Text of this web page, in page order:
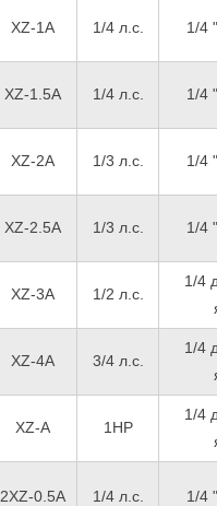
XZ-1A 1/4 л.с. 1/4
XZ-1.5A 1/4 л.с. 1/4
XZ-2A 1/3 л.с. 1/4
XZ-2.5A 1/3 л.с. 1/4
XZ-3A 1/2 л.с.
1/4
XZ-4A 3/4 л.с.
1/4
XZ-A 1HP
1/4
2XZ-0.5A 1/4 л.с. 1/4